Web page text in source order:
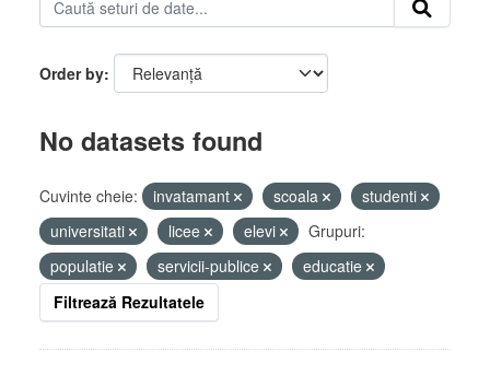
Order by
No datasets found
Cuvinte cheie: invatamant scoala
studenti
universitati
licee elevi
Grupuri:
populatie
servicii-publice
educatie
Filtrează Rezultatele